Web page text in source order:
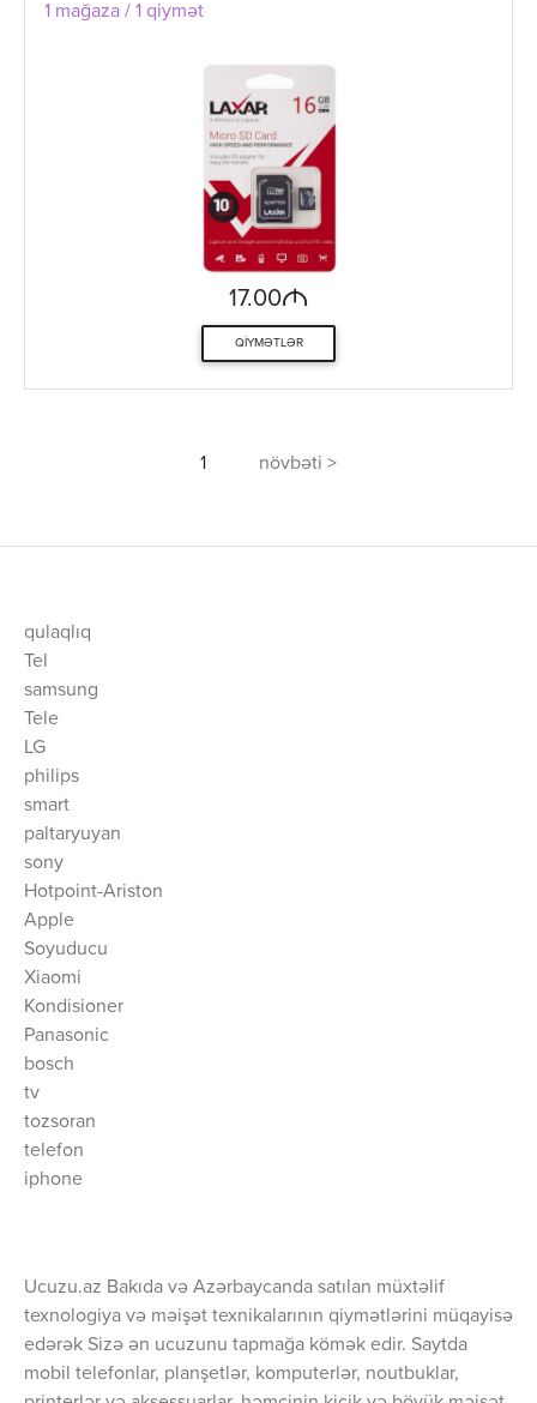
1 mağaza / 1 qiymət
17.00M
QIYMƏTLƏR
1 növbəti >
qulaqlıq
Tel
samsung
Tele
LG
philips
smart
paltaryuyan
sony
Hotpoint-Ariston
Apple
Soyuducu
Xiaomi
Kondisioner
Panasonic
bosch
tv
tozsoran
telefon
iphone
Ucuzu.az Bakıda və Azərbaycanda satılan müxtəlif
texnologiya və məişət texnikalarının qiymətlərini müqayisə
edərək Sizə ən ucuzunu tapmağa kömək edir. Saytda
mobil telefonlar, planşetlər, komputerlər, noutbuklar,